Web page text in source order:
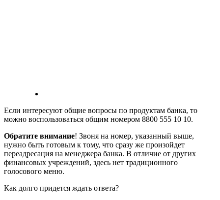
Если интересуют общие вопросы по продуктам банка, то
можно воспользоваться общим номером 8800 555 10 10.
Обратите внимание! Звоня на номер, указанный выше,
нужно быть готовым к тому, что сразу же произойдет
переадресация на менеджера банка. В отличие от других
финансовых учреждений, здесь нет традиционного
голосового меню.
Как долго придется ждать ответа?